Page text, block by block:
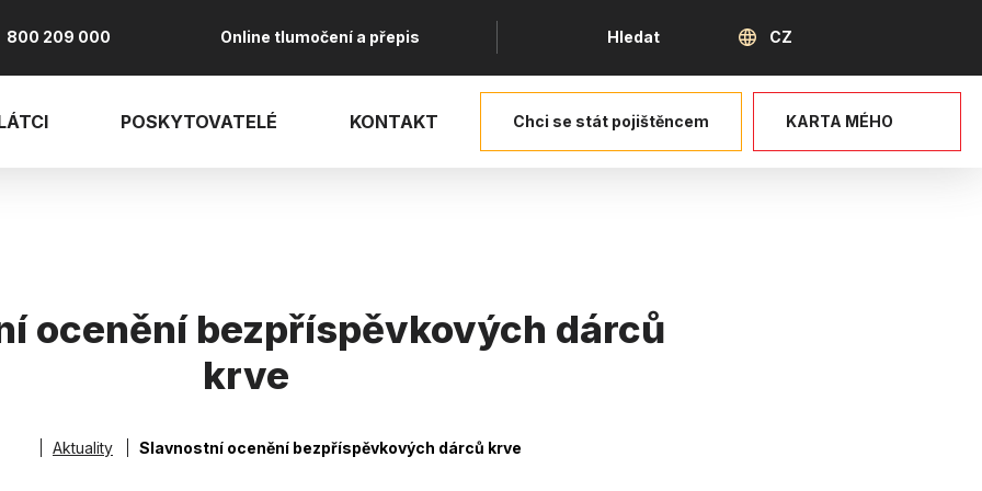
800 209 000 Online tlumočení a přepis Hledat Jazyk
CZ
POSKYTOVATELÉ KONTAKT Chci se stát pojištěncem KARTA MÉHO
ocenění bezpříspěvkových dárců
krve
Aktuality Slavnostní ocenění bezpříspěvkových dárců krve